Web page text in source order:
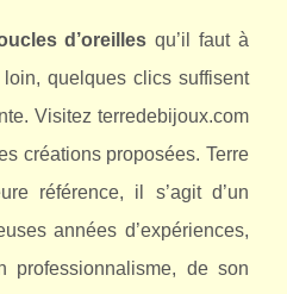
d’oreilles qu’il faut à
quelques clics suffisent
Visitez terredebijoux.com
créations proposées. Terre
référence, il s’agit d’un
années d’expériences,
professionnalisme, de son